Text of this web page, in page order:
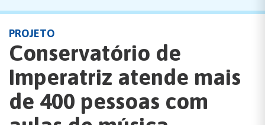
PROJETO
Conservatório de
Imperatriz atende mais
de 400 pessoas com